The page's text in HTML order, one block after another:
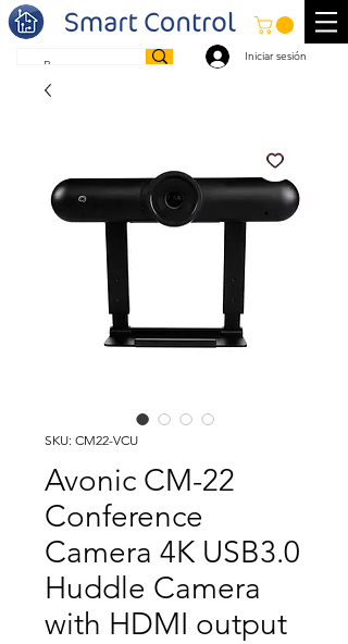
Iniciar sesión
SKU: CM22-VCU
Avonic CM-22
Conference
Camera 4K USB3.0
Huddle Camera
with HDMI output